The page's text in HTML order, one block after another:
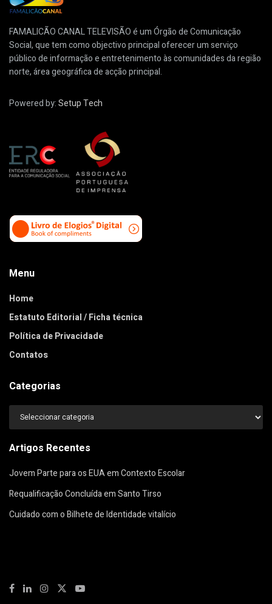
FAMALICÃO CANAL TELEVISÃO é um Órgão de Comunicação
Social, que tem como objectivo principal oferecer um serviço
público de informação e entretenimento às comunidades da região
norte, área geográfica de acção principal.
Powered by:Setup Tech
Menu
Home
Estatuto Editorial / Ficha técnica
Política de Privacidade
Contatos
Categorias
Categorias
Artigos Recentes
Jovem Parte para os EUA em Contexto Escolar
Requalificação Concluída em Santo Tirso
Cuidado com o Bilhete de Identidade vitalício